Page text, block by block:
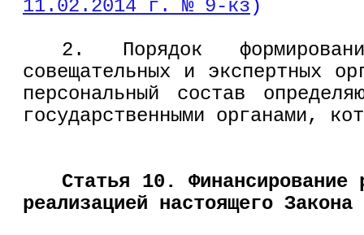
11.02.2014 г. № 9-кз )
2. Порядок
совещательных и экспертных
персональный состав
государственными органами,
Статья 10. Финансирование
реализацией настоящего Закона